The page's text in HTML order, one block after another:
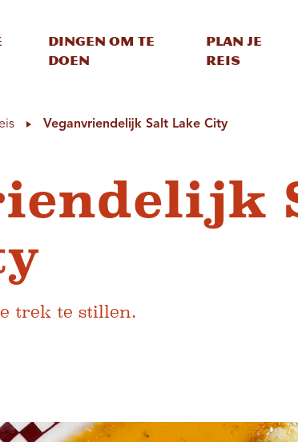
Dingen om te
doen
Plan je
reis
Veganvriendelijk Salt Lake City
trek te stillen.